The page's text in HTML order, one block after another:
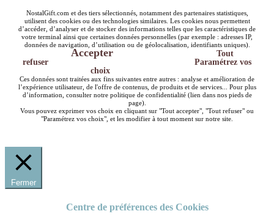
NostalGift.com et des tiers sélectionnés, notamment des partenaires statistiques,
utilisent des cookies ou des technologies similaires. Les cookies nous permettent
d’accéder, d’analyser et de stocker des informations telles que les caractéristiques de
votre terminal ainsi que certaines données personnelles (par exemple : adresses IP,
données de navigation, d’utilisation ou de géolocalisation, identifiants uniques).
Accepter
Tout
refuser
Paramétrez vos
choix
Ces données sont traitées aux fins suivantes entre autres : analyse et amélioration de
l’expérience utilisateur, de l'offre de contenus, de produits et de services... Pour plus
d’information, consulter notre politique de confidentialité (lien dans nos pieds de
page).
Vous pouvez exprimer vos choix en cliquant sur "Tout accepter", "Tout refuser" ou
"Paramétrez vos choix", et les modifier à tout moment sur notre site.
Fermer
Centre de préférences des Cookies